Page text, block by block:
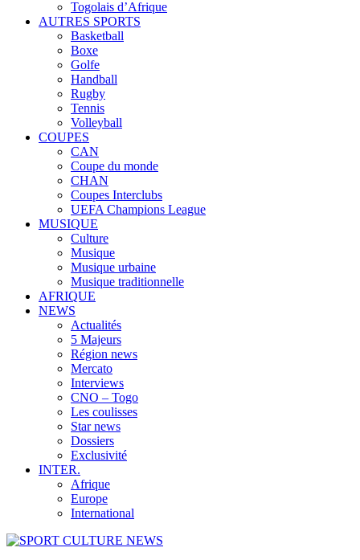
Togolais d’Afrique
AUTRES SPORTS
Basketball
Boxe
Golfe
Handball
Rugby
Tennis
Volleyball
COUPES
CAN
Coupe du monde
CHAN
Coupes Interclubs
UEFA Champions League
MUSIQUE
Culture
Musique
Musique urbaine
Musique traditionnelle
AFRIQUE
NEWS
Actualités
5 Majeurs
Région news
Mercato
Interviews
CNO – Togo
Les coulisses
Star news
Dossiers
Exclusivité
INTER.
Afrique
Europe
International